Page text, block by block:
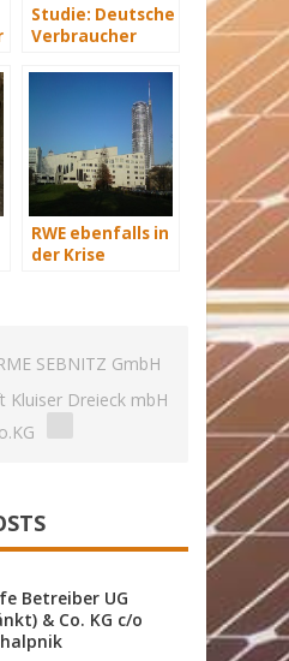
Studie: Deutsche
Verbraucher
Hunderte Euro
an Heizkosten
RWE ebenfalls in
der Krise
SEBNITZ GmbH
Kluiser Dreieck mbH
Betreiber UG
& Co. KG c/o